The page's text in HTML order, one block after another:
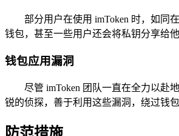
部分用户在使用 imToken 时，如同
钱包，甚至一些用户还会将私钥分享给
钱包应用漏洞
尽管 imToken 团队一直在全力以赴
锐的侦探，善于利用这些漏洞，绕过钱
防范措施